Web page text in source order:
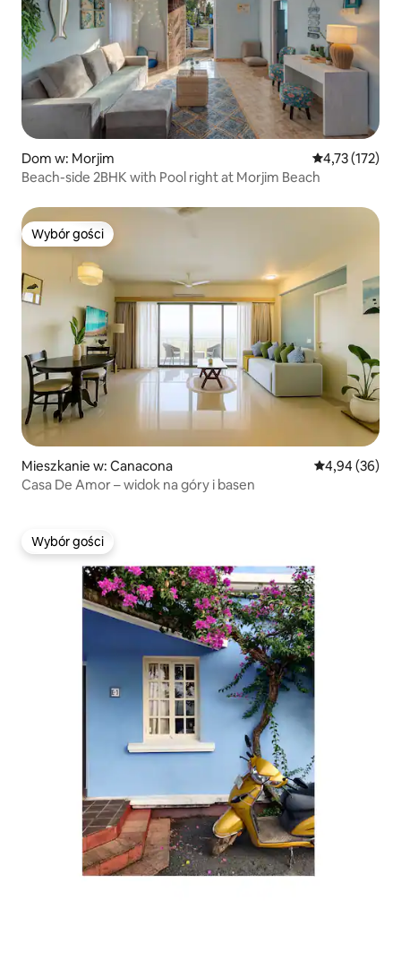
Dom w: Morjim Średnia
4,73 (172)
Beach-side 2BHK with Pool right at Morjim Beach
Wybór gości
Wybór gości
Mieszkanie w: Canacona Średnia
4,94 (36)
Casa De Amor – widok na góry i basen
Wybór gości
Wybór gości